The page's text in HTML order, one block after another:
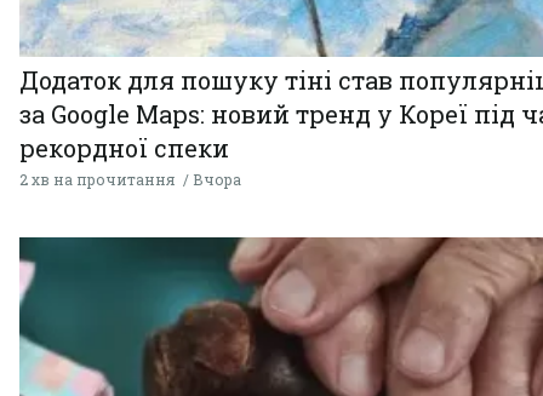
Додаток для пошуку тіні став
за Google Maps: новий тренд у Кореї під
рекордної спеки
2 хв на прочитання Вчора